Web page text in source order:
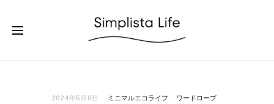
2024年5月11日 ミニマルエコライフ ワードローブ